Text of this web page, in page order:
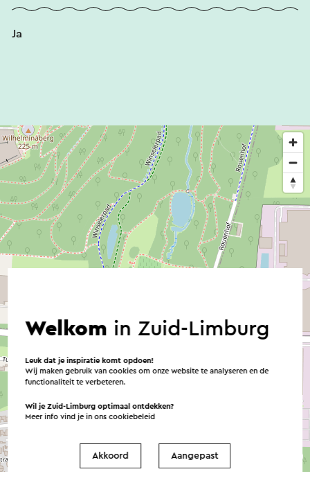
Ja
©OpenStreetMap
→ Plan je route
Welkom in Zuid-Limburg
Leuk dat je inspiratie komt opdoen!
Wij maken gebruik van cookies om onze website te analyseren en de
functionaliteit te verbeteren.
Wil je Zuid-Limburg optimaal ontdekken?
Meer info vind je in onscookiebeleid
Akkoord Aangepast